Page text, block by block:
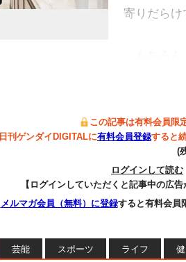
寄りだらけ
この記事は有料会員限
日刊ゲンダイDIGITALに有料会員登録すると
(
ログインして読む
【ログインしていただくと記事中の広告
メルマガ会員（無料）に登録すると有料会員
芸能 スポーツ ライフ